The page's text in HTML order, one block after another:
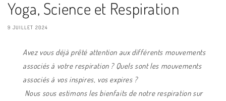
Yoga, Science et Respiration
9 JUILLET 2024
Avez vous déjà prêté attention aux différents mouvements
associés à votre respiration ? Quels sont les mouvements
associés à vos inspires, vos expires ?
Nous sous estimons les bienfaits de notre respiration sur